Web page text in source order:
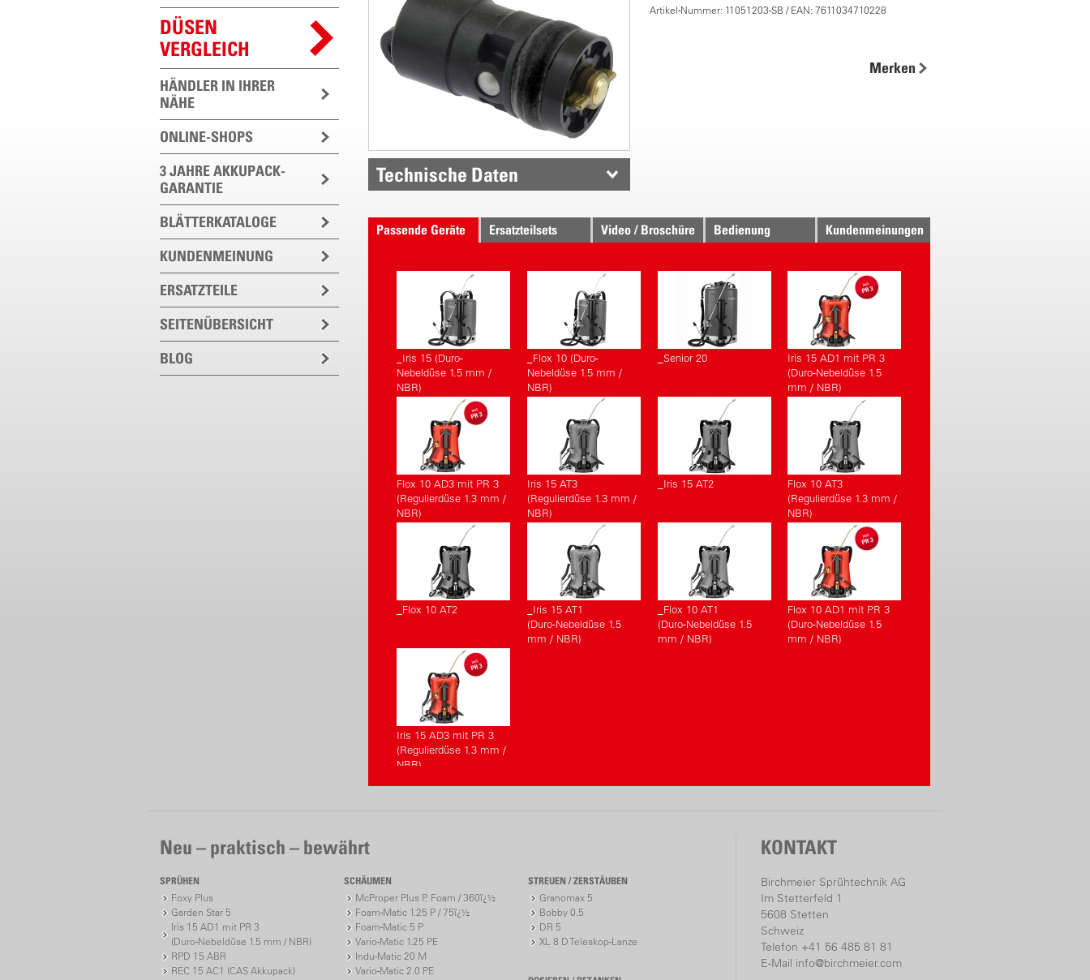
DÜSEN
VERGLEICH
HÄNDLER IN IHRER
NÄHE
ONLINE-SHOPS
3 JAHRE AKKUPACK-
GARANTIE
BLÄTTERKATALOGE
KUNDENMEINUNG
ERSATZTEILE
SEITENÜBERSICHT
BLOG
Artikel-Nummer: 11051203-SB / EAN: 7611034710228
Merken
Technische Daten
Passende Geräte Ersatzteilsets Video / Broschüre Bedienung Kundenmeinungen
_Iris 15 (Duro-
Nebeldüse 1.5 mm /
NBR)
_Flox 10 (Duro-
Nebeldüse 1.5 mm /
NBR)
_Senior 20
Iris 15 AD1 mit PR 3
(Duro-Nebeldüse 1.5
mm / NBR)
Flox 10 AD3 mit PR 3
(Regulierdüse 1.3 mm /
NBR)
Iris 15 AT3
(Regulierdüse 1.3 mm /
NBR)
_Iris 15 AT2
Flox 10 AT3
(Regulierdüse 1.3 mm /
NBR)
_Flox 10 AT2
_Iris 15 AT1
(Duro-Nebeldüse 1.5
mm / NBR)
_Flox 10 AT1
(Duro-Nebeldüse 1.5
mm / NBR)
Flox 10 AD1 mit PR 3
(Duro-Nebeldüse 1.5
mm / NBR)
Iris 15 AD3 mit PR 3
(Regulierdüse 1.3 mm /
NBR)
Neu – praktisch – bewährt
SPRÜHEN
Foxy Plus
Garden Star 5
Iris 15 AD1 mit PR 3
(Duro-Nebeldüse 1.5 mm / NBR)
RPD 15 ABR
REC 15 AC1 (CAS Akkupack)
SCHÄUMEN
McProper Plus P, Foam / 360ï¿½
Foam-Matic 1.25 P / 75ï¿½
Foam-Matic 5 P
Vario-Matic 1.25 PE
Indu-Matic 20 M
Vario-Matic 2.0 PE
STREUEN / ZERSTÄUBEN
Granomax 5
Bobby 0.5
DR 5
XL 8 D Teleskop-Lanze
KONTAKT
Birchmeier Sprühtechnik AG
Im Stetterfeld 1
5608 Stetten
Schweiz
Telefon +41 56 485 81 81
E-Mail info@birchmeier.com